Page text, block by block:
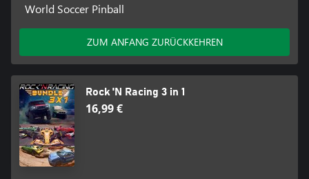
World Soccer Pinball
ZUM ANFANG ZURÜCKKEHREN
Rock 'N Racing 3 in 1
16,99 €